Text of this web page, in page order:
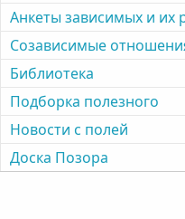
Анкеты зависимых и их
Созависимые
Библиотека
Подборка полезного
Новости с полей
Доска Позора